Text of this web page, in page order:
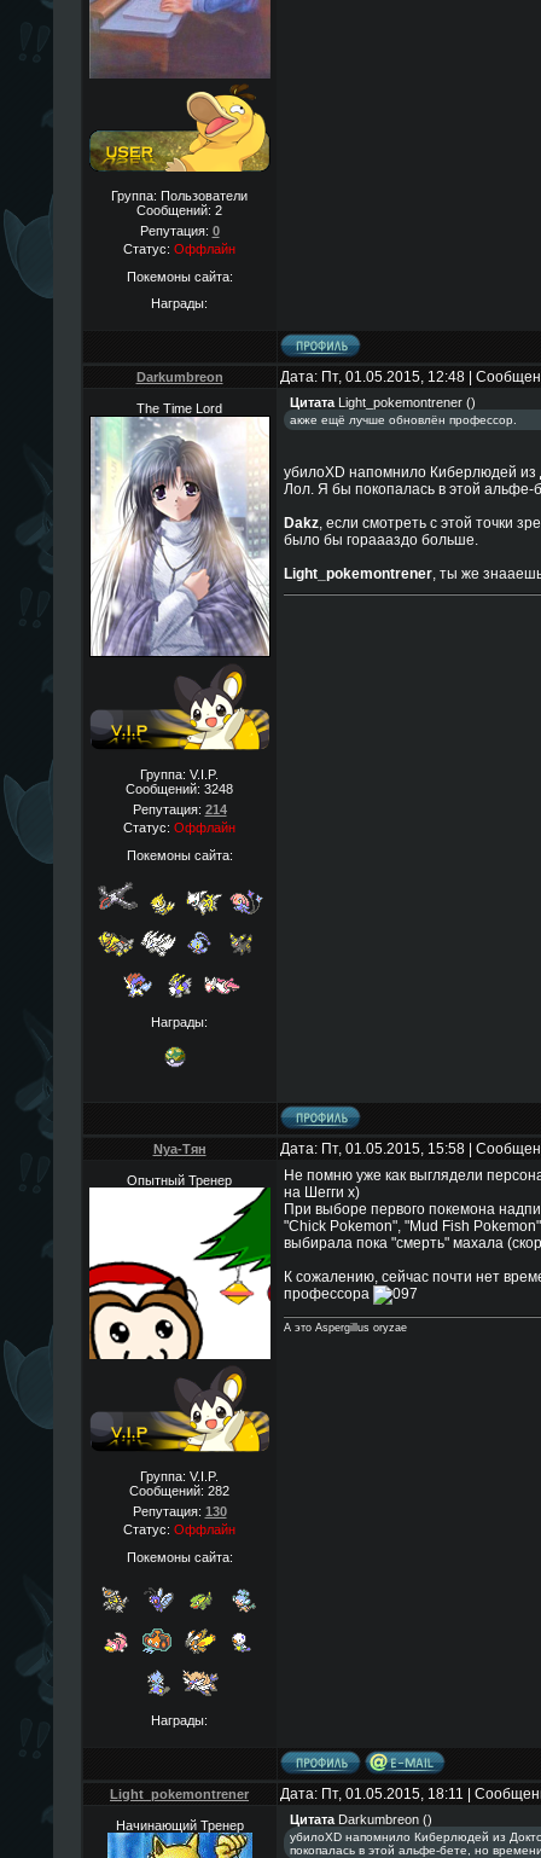
Группа: Пользователи
Сообщений: 2
Репутация: 0
Статус: Оффлайн
Покемоны сайта:
Награды:
Darkumbreon Дата: Пт, 01.05.2015, 12:48 |
The Time Lord
Группа: V.I.P.
Сообщений: 3248
Репутация: 214
Статус: Оффлайн
Покемоны сайта:
Награды:
Цитата Light_pokemontrener()
акже ещё лучше обновлён профессор.
убилоXD напомнило Киберлюдей из
Лол. Я бы покопалась в этой альфе-
Dakz, если смотреть с этой точки
было бы гораааздо больше.
Light_pokemontrener, ты же
Nya-Тян Дата: Пт, 01.05.2015, 15:58 |
Опытный Тренер
Группа: V.I.P.
Сообщений: 282
Репутация: 130
Статус: Оффлайн
Покемоны сайта:
Награды:
Не помню уже как выглядели
на Шегги х)
При выборе первого покемона
"Chick Pokemon", "Mud Fish
выбирала пока "смерть" махала
К сожалению, сейчас почти нет
профессора
А это Aspergillus oryzae
Light_pokemontrener Дата: Пт, 01.05.2015, 18:11 |
Начинающий Тренер Цитата Darkumbreon()
убилоXD напомнило Киберлюдей из
покопалась в этой альфе-бете, но